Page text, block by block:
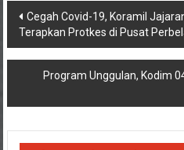
Navigasi
pos
Cegah Covid-19, Koramil
Terapkan Protkes di Pusat
Program Unggulan, Kodim